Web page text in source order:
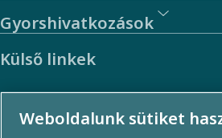
Gyorshivatkozások
Külső linkek
Fénykép- és videógaléria
Weboldalunk sütiket